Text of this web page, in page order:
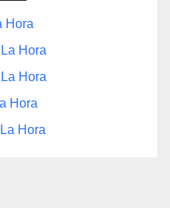
Hora
Hora
Hora
Hora
Hora